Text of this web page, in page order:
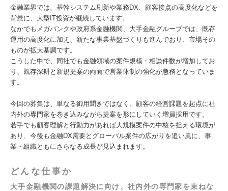
金融業界では、基幹システム刷新や業務DX、顧客接点の高度化などを
背景に、大型IT投資が継続しています。
なかでもメガバンクや政府系金融機関、大手金融グループでは、既存
運用の高度化に加え、新たな事業基盤づくりも進んでおり、市場その
ものが拡大基調です。
こうした中で、同社でも金融領域の案件規模・相談件数が増加してお
り、既存深耕と新規提案の両面で営業体制の強化が急務となっていま
す。
今回の募集は、単なる御用聞きではなく、顧客の経営課題を起点に社
内外の専門家を巻き込みながら提案を形にしていく増員採用です。
若手でも顧客理解と行動力があれば大規模案件の中核を担える環境が
あり、今後も金融DX需要とグローバル案件の広がりを追い風に、事
業・組織ともにさらなる成長が見込まれます。
どんな仕事か
大手金融機関の課題解決に向け、社内外の専門家を束ねな